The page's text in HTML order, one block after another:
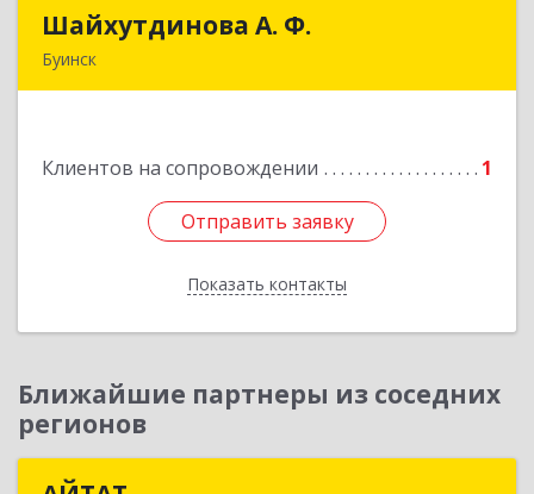
Шайхутдинова А. Ф.
Буинск
Клиентов на сопровождении 1
Отправить заявку
Показать контакты
Шайхутдинова А. Ф.
Отправить заявку
Назад
Ближайшие партнеры из соседних
регионов